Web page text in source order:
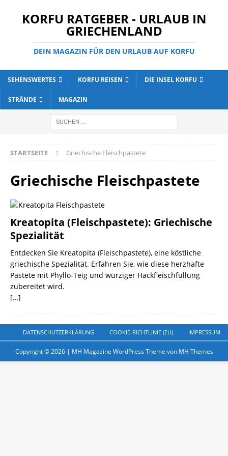
KORFU RATGEBER - URLAUB IN
GRIECHENLAND
DEIN MAGAZIN FÜR DEN URLAUB AUF KORFU
SEHENSWERTES KORFU REISEN DIE INSEL KORFU
STRÄNDE MAGAZIN
STARTSEITE Griechische Fleischpastete
Griechische Fleischpastete
Kreatopita (Fleischpastete): Griechische
Spezialität
Entdecken Sie Kreatopita (Fleischpastete), eine köstliche
griechische Spezialität. Erfahren Sie, wie diese herzhafte
Pastete mit Phyllo-Teig und würziger Hackfleischfüllung
zubereitet wird.
[…]
DATENSCHUTZERKLÄRUNG COOKIE-RICHTLINIE (EU) IMPRESSUM
Copyright © 2026 | MH Magazine WordPress Theme von MH Themes